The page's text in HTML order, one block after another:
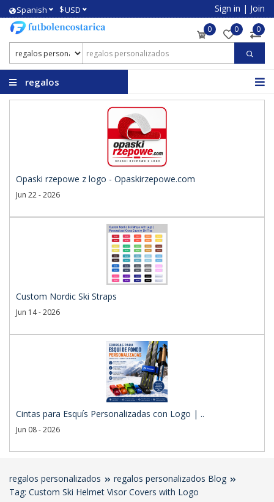
Spanish $USD Sign in | Join
0 0 0
regalos
Opaski rzepowe z logo - Opaskirzepowe.com
Jun 22 - 2026
Custom Nordic Ski Straps
Jun 14 - 2026
Cintas para Esquís Personalizadas con Logo | ..
Jun 08 - 2026
regalos personalizados
regalos personalizados Blog
Tag: Custom Ski Helmet Visor Covers with Logo